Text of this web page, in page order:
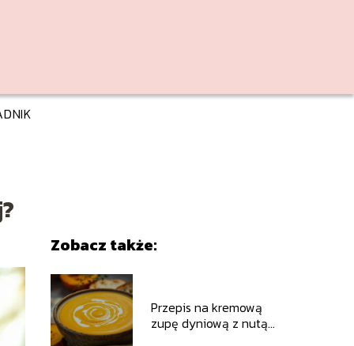
Zobacz także:
Przepis na kremową
zupę dyniową z nutą